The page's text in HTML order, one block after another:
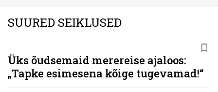
SUURED SEIKLUSED
Üks õudsemaid merereise ajaloos:
„Tapke esimesena kõige tugevamad!“